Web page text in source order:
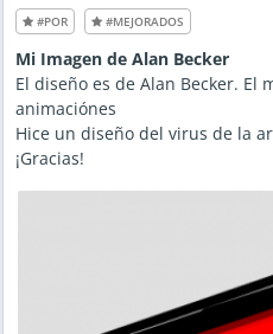
#POR #MEJORADOS
Mi Imagen de Alan Becker
El diseño es de Alan Becker. El
animaciónes
Hice un diseño del virus de la
¡Gracias!